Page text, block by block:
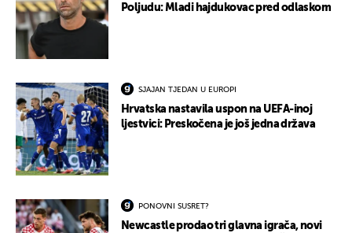
Poljudu: Mladi hajdukovac pred odlaskom
SJAJAN TJEDAN U EUROPI
Hrvatska nastavila uspon na UEFA-inoj
ljestvici: Preskočena je još jedna država
PONOVNI SUSRET?
Newcastle prodao tri glavna igrača, novi